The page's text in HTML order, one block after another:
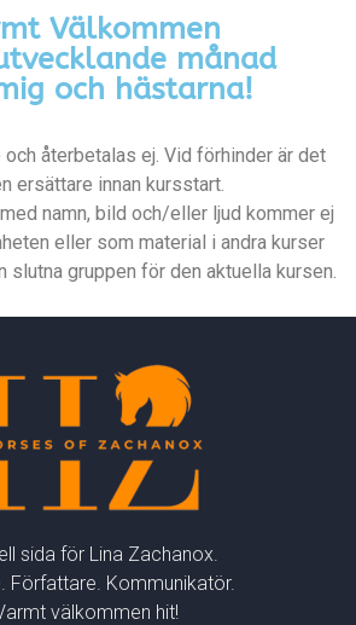
Välkommen
månad
och hästarna!
och återbetalas ej. Vid förhinder är det
ersättare innan kursstart.
namn, bild och/eller ljud kommer ej
eller som material i andra kurser
slutna gruppen för den aktuella kursen.
sida för Lina Zachanox.
Författare. Kommunikatör.
välkommen hit!